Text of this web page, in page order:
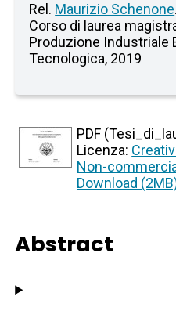
Rel. Maurizio Schenone
Corso di laurea
Produzione Industriale
Tecnologica, 2019
PDF
Licenza:
Non-
Download
Abstract